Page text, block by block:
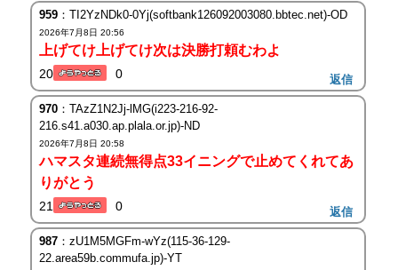
959：TI2YzNDk0-0Yj(softbank126092003080.bbtec.net)-OD
2026年7月8日 20:56
上げてけ上げてけ次は決勝打頼むわよ
20 0 返信
970：TAzZ1N2Jj-lMG(i223-216-92-
216.s41.a030.ap.plala.or.jp)-ND
2026年7月8日 20:58
ハマスタ連続無得点33イニングで止めてくれてあ
りがとう
21 0 返信
987：zU1M5MGFm-wYz(115-36-129-
22.area59b.commufa.jp)-YT